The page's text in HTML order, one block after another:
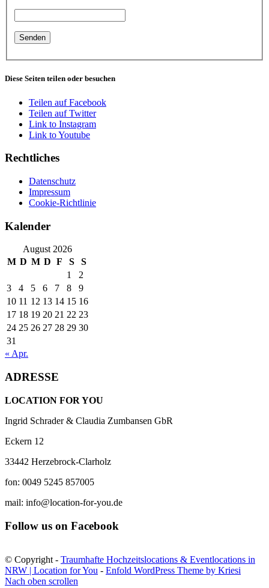
Diese Seiten teilen oder besuchen
Teilen auf Facebook
Teilen auf Twitter
Link to Instagram
Link to Youtube
Rechtliches
Datenschutz
Impressum
Cookie-Richtlinie
Kalender
August 2026
M D M D F S
S
1
2
3
4 5 6 7 8
9
10 11 12 13 14 15 16
17 18 19 20 21 22 23
24 25 26 27 28 29 30
31
« Apr.
ADRESSE
LOCATION FOR YOU
Ingrid Schrader & Claudia Zumbansen GbR
Eckern 12
33442 Herzebrock-Clarholz
fon: 0049 5245 857005
mail: info@location-for-you.de
Follow us on Facebook
© Copyright - Traumhafte Hochzeitslocations & Eventlocations in
NRW | Location for You - Enfold WordPress Theme by Kriesi
Nach oben scrollen